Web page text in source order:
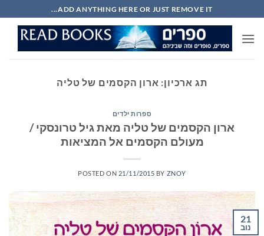
to
content
ADD ANYTHING HERE OR JUST REMOVE IT...
תג ארכיון: ארון הקסמים של טליה
ספרות ילדים
ארון הקסמים של טליה מאת גיל טרונסקי /
מעולם הקסמים אל המציאות
POSTED ON 21/11/2015 BY ZNOY
21
נוב